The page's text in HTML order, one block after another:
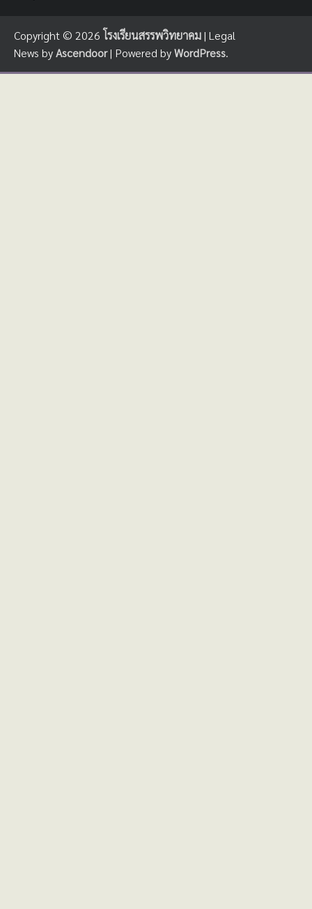
Copyright © 2026 โรงเรียนสรรพวิทยาคม| Legal
News byAscendoor| Powered byWordPress.